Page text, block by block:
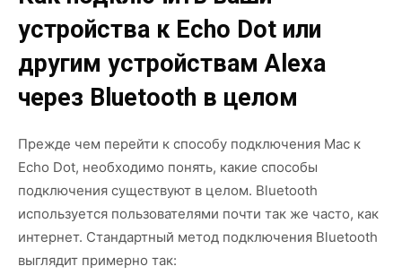
устройства к Echo Dot или
другим устройствам Alexa
через Bluetooth в целом
Прежде чем перейти к способу подключения Mac к
Echo Dot, необходимо понять, какие способы
подключения существуют в целом. Bluetooth
используется пользователями почти так же часто, как
интернет. Стандартный метод подключения Bluetooth
выглядит примерно так: